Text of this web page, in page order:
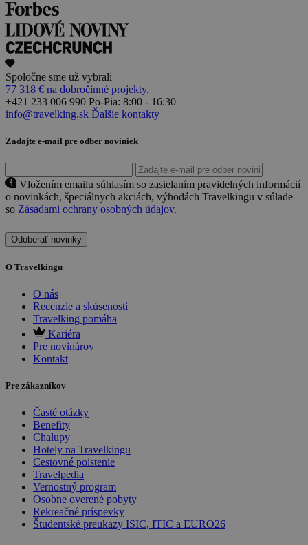
Spoločne sme už vybrali
77 318 € na dobročinné projekty.
+421 233 006 990 Po-Pia: 8:00 - 16:30
info@travelking.sk Ďalšie kontakty
Zadajte e-mail pre odber noviniek
Vložením emailu súhlasím so zasielaním pravidelných informácií
o novinkách, špeciálnych akciách, výhodách Travelkingu v súlade
so Zásadami ochrany osobných údajov.
Odoberať novinky
O Travelkingu
O nás
Recenzie a skúsenosti
Travelking pomáha
Kariéra
Pre novinárov
Kontakt
Pre zákazníkov
Časté otázky
Benefity
Chalupy
Hotely na Travelkingu
Cestovné poistenie
Travelpedia
Vernostný program
Osobne overené pobyty
Rekreačné príspevky
Študentské preukazy ISIC, ITIC a EURO26